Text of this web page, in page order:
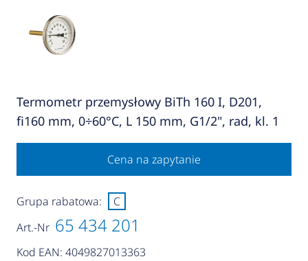
Termometr przemysłowy BiTh 160 I, D201,
fi160 mm, 0÷60°C, L 150 mm, G1/2", rad, kl. 1
Cena na zapytanie
Art.-Nr 65 434 201
Kod EAN: 4049827013363
Grupa rabatowa: C